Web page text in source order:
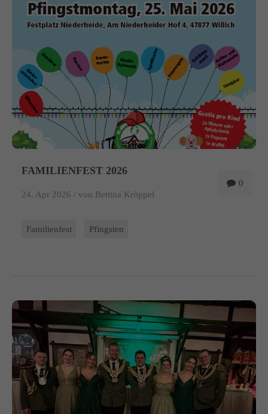
info@yourdomain.com
Lorem ipsum dolor sit amet, consectetuer adipiscing elit.
Aenean commodo ligula eget dolor. Aenean massa. Cum sociis
natoque penatibus et magnis dis parturient montes, nascetur
ridiculus mus. Donec quam felis, ultricies nec.
0
FAMILIENFEST 2026
24. Apr 2026 / von Bettina Kröppel
Familienfest Pfingsten